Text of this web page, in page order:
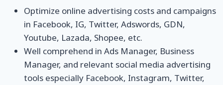
Optimize online advertising costs and campaigns
in Facebook, IG, Twitter, Adswords, GDN,
Youtube, Lazada, Shopee, etc.
Well comprehend in Ads Manager, Business
Manager, and relevant social media advertising
tools especially Facebook, Instagram, Twitter,